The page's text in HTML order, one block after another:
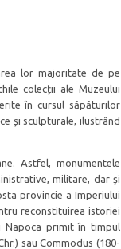
lor majoritate de pe
colecții ale Muzeului
în cursul săpăturilor
și sculpturale, ilustrând
Astfel, monumentele
militare, dar şi
provincie a Imperiului
reconstituirea istoriei
Napoca primit în timpul
sau Commodus (180-